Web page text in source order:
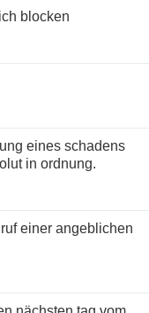
blocken
in ordnung.